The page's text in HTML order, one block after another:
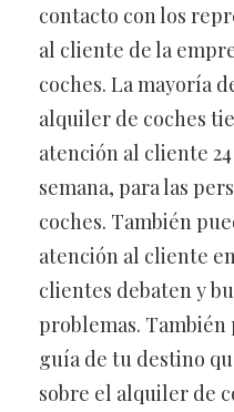
contacto con los
al cliente de la
coches. La mayoría
alquiler de coches
atención al cliente
semana, para las
coches. También
atención al cliente
clientes debaten y
problemas.
guía de tu destino
sobre el alquiler de